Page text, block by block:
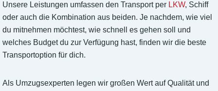
Unsere Leistungen umfassen den Transport per LKW, Schiff
oder auch die Kombination aus beiden. Je nachdem, wie viel
du mitnehmen möchtest, wie schnell es gehen soll und
welches Budget du zur Verfügung hast, finden wir die beste
Transportoption für dich.
Als Umzugsexperten legen wir großen Wert auf Qualität und